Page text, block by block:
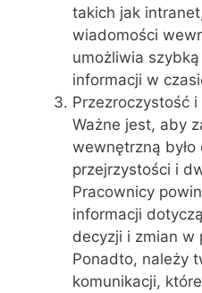
takich jak
wiadomości
umożliwia
informacji w
Przezroczystość
Ważne jest, aby
wewnętrzną
przejrzystości i
Pracownicy
informacji
decyzji i zmian w
Ponadto, należy
komunikacji,